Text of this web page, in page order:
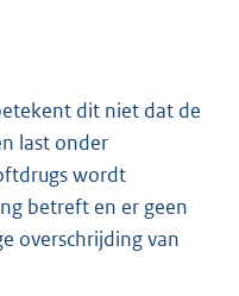
dit niet dat de
last onder
wordt
betreft en er geen
overschrijding van